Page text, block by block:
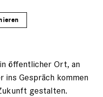
öffentlicher Ort, an
ins Gespräch kommen
gestalten.